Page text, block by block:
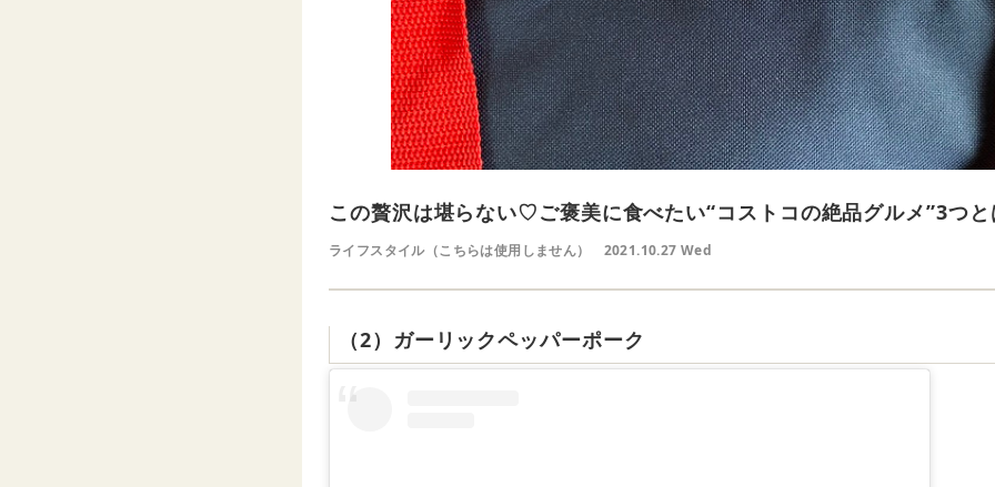
この贅沢は堪らない♡ご褒美に食べたい“コストコの絶品グルメ”3つ
ライフスタイル（こちらは使用しません） 2021.10.27 Wed
（2）ガーリックペッパーポーク